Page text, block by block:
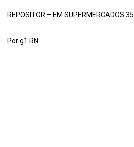
REPOSITOR – EM SUPERMERCADOS 35
Por g1 RN